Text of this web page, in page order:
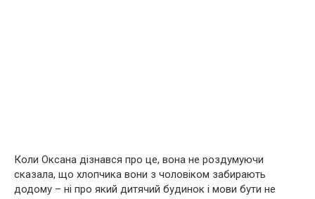
Коли Оксана дізнався про це, вона не роздумуючи
сказала, що хлопчика вони з чоловіком забирають
додому – ні про який дитячий будинок і мови бути не